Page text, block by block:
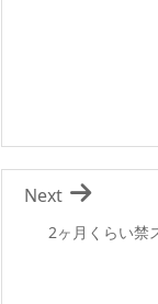
2ヶ月くらい禁
Next